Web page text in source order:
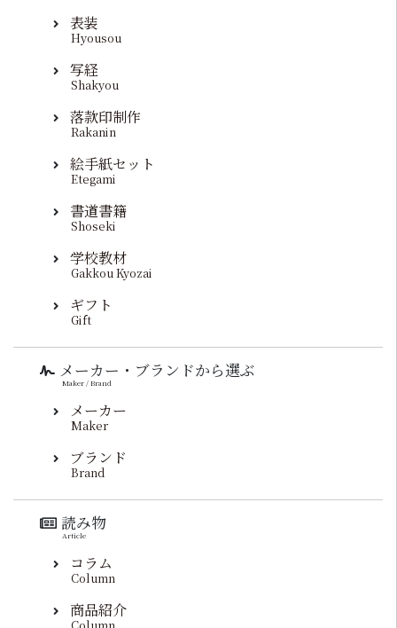
表装
Hyousou
写経
Shakyou
落款印制作
Rakanin
絵手紙セット
Etegami
書道書籍
Shoseki
学校教材
Gakkou Kyozai
ギフト
Gift
メーカー・ブランドから選ぶ
Maker / Brand
メーカー
Maker
ブランド
Brand
読み物
Article
コラム
Column
商品紹介
Column